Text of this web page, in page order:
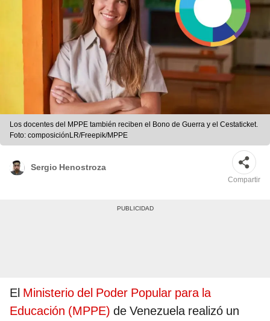
Los docentes del MPPE también reciben el Bono de Guerra y el Cestaticket.
Foto: composiciónLR/Freepik/MPPE
Sergio Henostroza
Compartir
El Ministerio del Poder Popular para la
Educación (MPPE) de Venezuela realizó un